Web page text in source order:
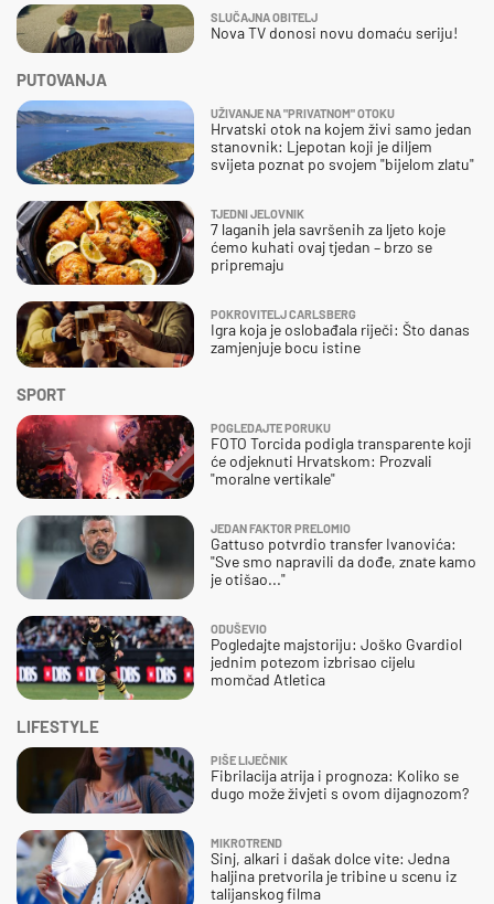
SPORT
POGLEDAJTE PORUKU
FOTO Torcida podigla transparente koji
će odjeknuti Hrvatskom: Prozvali
"moralne vertikale"
JEDAN FAKTOR PRELOMIO
Gattuso potvrdio transfer Ivanovića:
"Sve smo napravili da dođe, znate kamo
je otišao..."
ODUŠEVIO
Pogledajte majstoriju: Joško Gvardiol
jednim potezom izbrisao cijelu
momčad Atletica
SLUČAJNA OBITELJ
Nova TV donosi novu domaću seriju!
PUTOVANJA
UŽIVANJE NA "PRIVATNOM" OTOKU
Hrvatski otok na kojem živi samo jedan
stanovnik: Ljepotan koji je diljem
svijeta poznat po svojem "bijelom zlatu"
TJEDNI JELOVNIK
7 laganih jela savršenih za ljeto koje
ćemo kuhati ovaj tjedan – brzo se
pripremaju
POKROVITELJ CARLSBERG
Igra koja je oslobađala riječi: Što danas
zamjenjuje bocu istine
LIFESTYLE
PIŠE LIJEČNIK
Fibrilacija atrija i prognoza: Koliko se
dugo može živjeti s ovom dijagnozom?
MIKROTREND
Sinj, alkari i dašak dolce vite: Jedna
haljina pretvorila je tribine u scenu iz
talijanskog filma